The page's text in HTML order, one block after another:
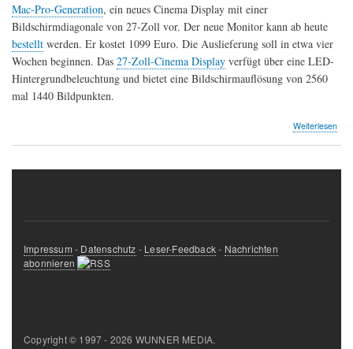
Mac-Pro-Generation, ein neues Cinema Display mit einer
Bildschirmdiagonale von 27-Zoll vor. Der neue Monitor kann ab heute
bestellt werden. Er kostet 1099 Euro. Die Auslieferung soll in etwa vier
Wochen beginnen. Das 27-Zoll-Cinema Display verfügt über eine LED-
Hintergrundbeleuchtung und bietet eine Bildschirmauflösung von 2560
mal 1440 Bildpunkten.
Weiterlesen
Impressum - Datenschutz - Leser-Feedback- Nachrichten
abonnieren
Copyright © 1997 - 2026 WUNNER MEDIA.